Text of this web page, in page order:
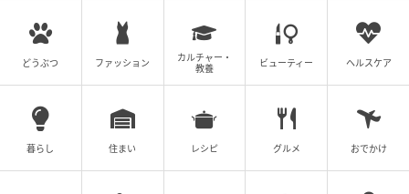
ウーマンエキサイト
どうぶつ ファッション
カルチャー・
教養
ビューティー ヘルスケア
暮らし 住まい レシピ グルメ おでかけ